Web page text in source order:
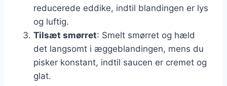
reducerede eddike, indtil blandingen er lys
og luftig.
Tilsæt smørret: Smelt smørret og hæld
det langsomt i æggeblandingen, mens du
pisker konstant, indtil saucen er cremet og
glat.